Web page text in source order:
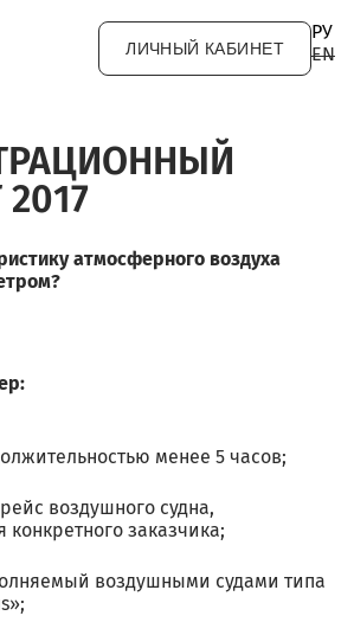
ЛИЧНЫЙ КАБИНЕТ
РУ
EN
атмосферного воздуха
менее 5 часов;
воздушного судна,
заказчика;
воздушными судами типа